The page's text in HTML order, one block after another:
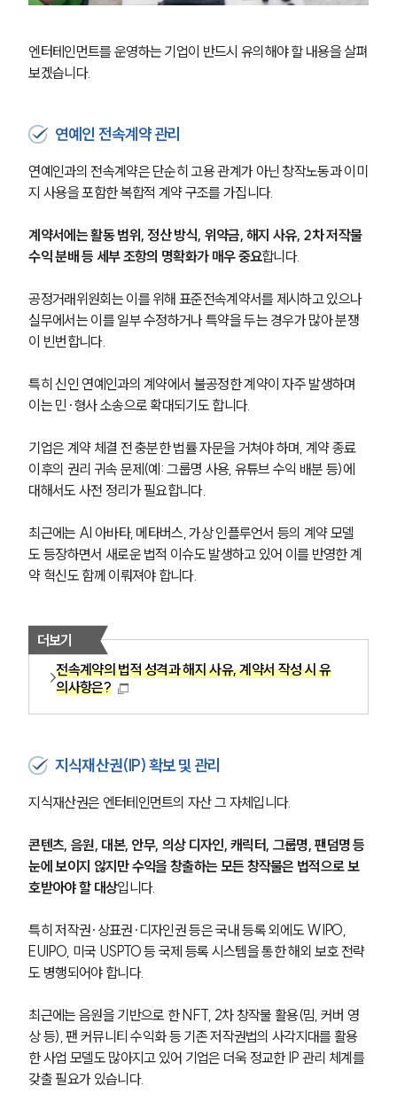
엔터테인먼트를 운영하는 기업이 반드시 유의해야 할 내용을 살펴
보겠습니다.
연예인 전속계약 관리
연예인과의 전속계약은 단순히 고용 관계가 아닌 창작노동과 이미
지 사용을 포함한 복합적 계약 구조를 가집니다.
계약서에는 활동 범위, 정산 방식, 위약금, 해지 사유, 2차 저작물
수익 분배 등 세부 조항의 명확화가 매우 중요합니다.
공정거래위원회는 이를 위해 표준전속계약서를 제시하고 있으나
실무에서는 이를 일부 수정하거나 특약을 두는 경우가 많아 분쟁
이 빈번합니다.
특히 신인 연예인과의 계약에서 불공정한 계약이 자주 발생하며
이는 민·형사 소송으로 확대되기도 합니다.
기업은 계약 체결 전 충분한 법률 자문을 거쳐야 하며, 계약 종료
이후의 권리 귀속 문제(예: 그룹명 사용, 유튜브 수익 배분 등)에
대해서도 사전 정리가 필요합니다.
최근에는 AI 아바타, 메타버스, 가상 인플루언서 등의 계약 모델
도 등장하면서 새로운 법적 이슈도 발생하고 있어 이를 반영한 계
약 혁신도 함께 이뤄져야 합니다.
더보기
전속계약의 법적 성격과 해지 사유, 계약서 작성 시 유
의사항은?
지식재산권(IP) 확보 및 관리
지식재산권은 엔터테인먼트의 자산 그 자체입니다.
콘텐츠, 음원, 대본, 안무, 의상 디자인, 캐릭터, 그룹명, 팬덤명 등
눈에 보이지 않지만 수익을 창출하는 모든 창작물은 법적으로 보
호받아야 할 대상입니다.
특히 저작권·상표권·디자인권 등은 국내 등록 외에도 WIPO,
EUIPO, 미국 USPTO 등 국제 등록 시스템을 통한 해외 보호 전략
도 병행되어야 합니다.
최근에는 음원을 기반으로 한 NFT, 2차 창작물 활용(밈, 커버 영
상 등), 팬 커뮤니티 수익화 등 기존 저작권법의 사각지대를 활용
한 사업 모델도 많아지고 있어 기업은 더욱 정교한 IP 관리 체계를
갖출 필요가 있습니다.